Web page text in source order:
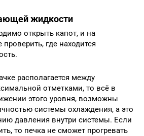
жидкости
открыть капот, и на
где находится
располагается между
отметками, то всё в
этого уровня, возможны
системы охлаждения, а это
давления внутри системы. Если
то печка не сможет прогревать